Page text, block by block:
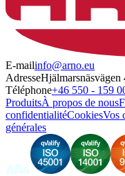
E-mailinfo@arno.eu
Adresse
Téléphone+46 550 - 159
ProduitsÀ propos de nous
confidentialitéCookiesVos
générales